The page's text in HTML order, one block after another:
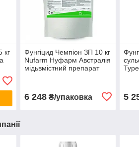
кг
Фунгіцид Чемпіон ЗП 10 кг
Nufarm Нуфарм Австралія
мідьвмістний препарат
6 248₴/упаковка 5